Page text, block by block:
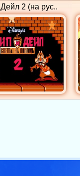
2 (на рус..